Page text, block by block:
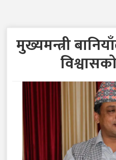
मुख्यमन्त्री